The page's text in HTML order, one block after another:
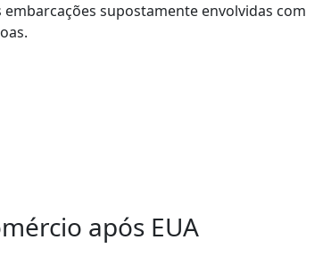
supostamente envolvidas com
após EUA